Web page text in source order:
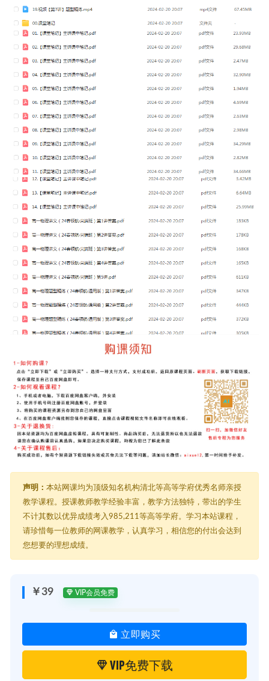
声明： 本站网课均为顶级知名机构清北等高等学府优秀名师亲授
教学课程。授课教师教学经验丰富，教学方法独特，带出的学生
不计其数以优异成绩考入985,211等高等学府。学习本站课程，
请珍惜每一位教师的网课教学，认真学习，相信您的付出会达到
您想要的理想成绩。
￥39 VIP会员免费
立即购买
VIP免费下载